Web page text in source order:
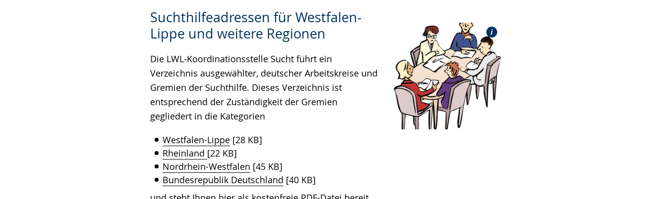
Suchthilfeadressen für Westfalen-
Lippe und weitere Regionen
Die LWL-Koordinationsstelle Sucht führt ein
Verzeichnis ausgewählter, deutscher Arbeitskreise und
Gremien der Suchthilfe. Dieses Verzeichnis ist
entsprechend der Zuständigkeit der Gremien
gegliedert in die Kategorien
Westfalen-Lippe [28 KB]
Rheinland [22 KB]
Nordrhein-Westfalen [45 KB]
Bundesrepublik Deutschland [40 KB]